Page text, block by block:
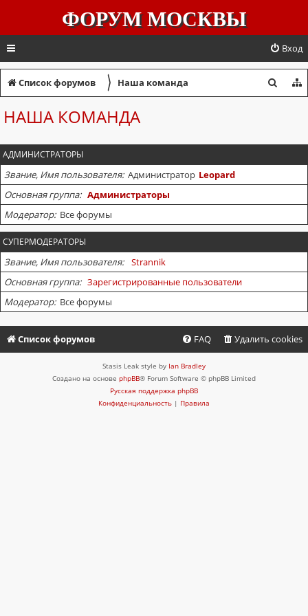
ФОРУМ МОСКВЫ
Вход
Список форумов 〉 Наша команда
с
НАША КОМАНДА
АДМИНИСТРАТОРЫ
Звание, Имя пользователя Администратор Leopard
Основная группа
Администраторы
Модератор Все форумы
СУПЕРМОДЕРАТОРЫ
Звание, Имя пользователя
Strannik
Основная группа
Зарегистрированные пользователи
Модератор Все форумы
Список форумов Удалить cookies
FAQ
Stasis Leak style by Ian Bradley
Создано на основе phpBB® Forum Software © phpBB Limited
Русская поддержка phpBB
Конфиденциальность | Правила